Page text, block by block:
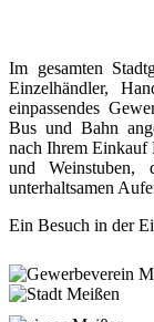
Im gesamten
Einzelhändler,
einpassendes
Bus und Bahn
nach Ihrem Einkauf
und
unterhaltsamen
Ein Besuch in der